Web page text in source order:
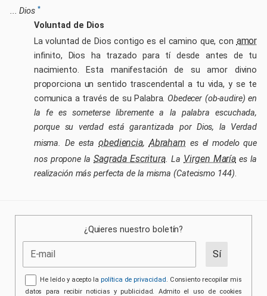
He leído y acepto la política de privacidad. Consiento recopilar mis
datos para mostrarlos en la web. Cedo todos los derechos gratuitamente.
contacte para ejercer sus derechos.
... Dios *
Voluntad de Dios
La voluntad de Dios contigo es el camino que, con amor
infinito, Dios ha trazado para tí desde antes de tu
nacimiento. Esta manifestación de su amor divino
proporciona un sentido trascendental a tu vida, y se te
comunica a través de su Palabra. Obedecer (ob-audire) en
la fe es someterse libremente a la palabra escuchada,
porque su verdad está garantizada por Dios, la Verdad
misma. De estaobediencia,Abraham es el modelo que
nos propone laSagrada Escritura. La Virgen María es la
realización más perfecta de la misma (Catecismo 144).
¿Quieres nuestro boletín?
He leído y acepto lapolítica de privacidad. Consiento recopilar mis
datos para recibir noticias y publicidad. Admito el uso de cookies